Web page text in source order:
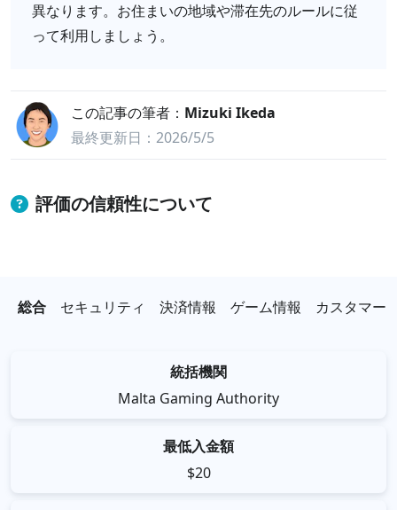
異なります。お住まいの地域や滞在先のルールに従
って利用しましょう。
この記事の筆者： Mizuki Ikeda
最終更新日：2026/5/5
評価の信頼性について
に付けた者がコンテンツ作成に携わっています。業
公正かつ詳細なレビューの作成に尽力しています。
総合 セキュリティ 決済情報 ゲーム情報 カスタマー
統括機関
Malta Gaming Authority
最低入金額
$20